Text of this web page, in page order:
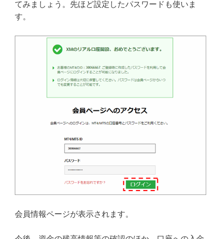
てみましょう。先ほど設定したパスワードも使いま
す。
会員情報ページが表示されます。